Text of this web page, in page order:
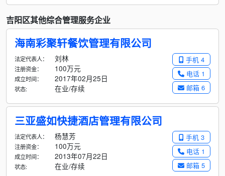
吉阳区其他综合管理服务企业
海南彩聚轩餐饮管理有限公司
手机 4
电话 1
邮箱 6
法定代表人： 刘林
注册资金： 100万元
成立时间： 2017年02月25日
状态: 在业/存续
三亚盛如快捷酒店管理有限公司
手机 3
电话 1
邮箱 5
法定代表人： 杨慧芳
注册资金： 100万元
成立时间： 2013年07月22日
状态: 在业/存续